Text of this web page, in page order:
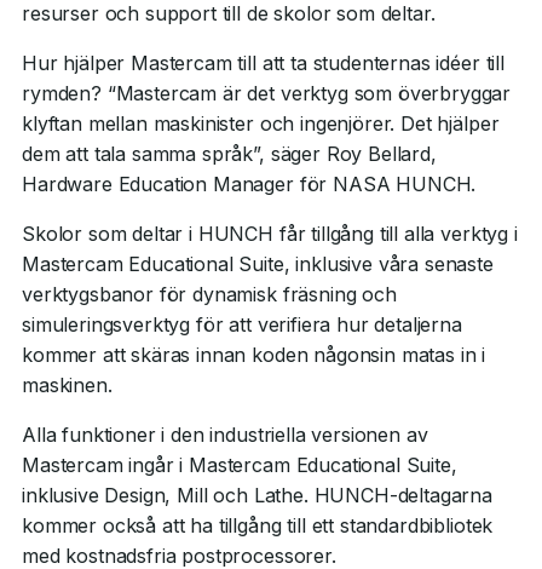
resurser och support till de skolor som deltar.
Hur hjälper Mastercam till att ta studenternas idéer till
rymden? “Mastercam är det verktyg som överbryggar
klyftan mellan maskinister och ingenjörer. Det hjälper
dem att tala samma språk”, säger Roy Bellard,
Hardware Education Manager för NASA HUNCH.
Skolor som deltar i HUNCH får tillgång till alla verktyg i
Mastercam Educational Suite, inklusive våra senaste
verktygsbanor för dynamisk fräsning och
simuleringsverktyg för att verifiera hur detaljerna
kommer att skäras innan koden någonsin matas in i
maskinen.
Alla funktioner i den industriella versionen av
Mastercam ingår i Mastercam Educational Suite,
inklusive Design, Mill och Lathe. HUNCH-deltagarna
kommer också att ha tillgång till ett standardbibliotek
med kostnadsfria postprocessorer.